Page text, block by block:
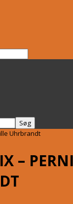
Uhrbrandt
–